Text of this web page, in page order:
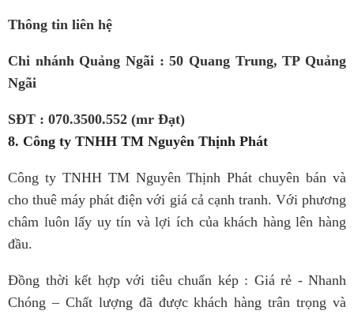
Thông tin liên hệ
Chi nhánh Quảng Ngãi : 50 Quang Trung, TP Quảng
Ngãi
SĐT : 070.3500.552 (mr Đạt)
8. Công ty TNHH TM Nguyên Thịnh Phát
Công ty TNHH TM Nguyên Thịnh Phát chuyên bán và
cho thuê máy phát điện với giá cả cạnh tranh. Với phương
châm luôn lấy uy tín và lợi ích của khách hàng lên hàng
đầu.
Đồng thời kết hợp với tiêu chuẩn kép : Giá rẻ - Nhanh
Chóng – Chất lượng đã được khách hàng trân trọng và